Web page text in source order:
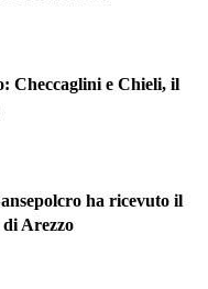
Checcaglini e Chieli, il
ha ricevuto il
Arezzo